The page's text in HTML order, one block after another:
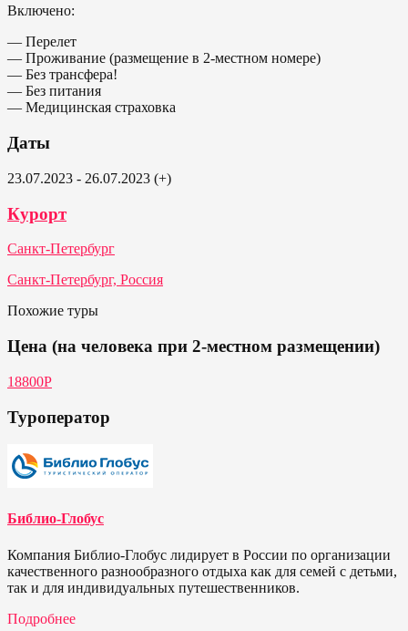
Включено:
— Перелет
— Проживание (размещение в 2-местном номере)
— Без трансфера!
— Без питания
— Медицинская страховка
Даты
23.07.2023 - 26.07.2023 (+)
Курорт
Санкт-Петербург
Санкт-Петербург, Россия
Похожие туры
Цена (на человека при 2-местном размещении)
18800Р
Туроператор
Библио-Глобус
Компания Библио-Глобус лидирует в России по организации
качественного разнообразного отдыха как для семей с детьми,
так и для индивидуальных путешественников.
Подробнее